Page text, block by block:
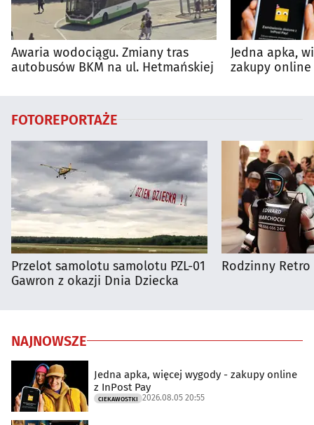
Awaria wodociągu. Zmiany tras
autobusów BKM na ul. Hetmańskiej
Jedna apka,
zakupy online
FOTOREPORTAŻE
Przelot samolotu samolotu PZL-01
Gawron z okazji Dnia Dziecka
Rodzinny Retro
NAJNOWSZE
Jedna apka, więcej wygody - zakupy online
z InPost Pay
CIEKAWOSTKI 2026.08.05 20:55